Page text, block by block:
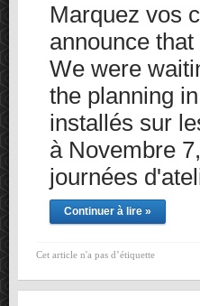
Marquez vos
announce
We were
the planning
installés sur
à Novembre
journées
Continuer à lire »
Cet article n'a pas d’étiquette